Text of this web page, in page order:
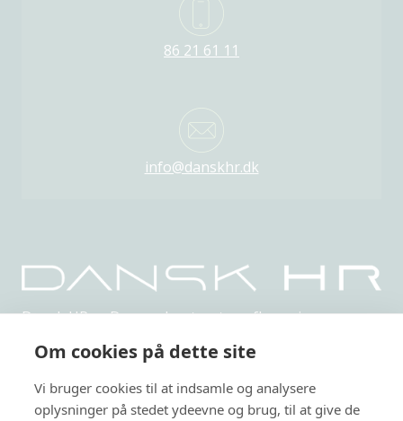
86 21 61 11
info@danskhr.dk
Dansk HR er Danmarks største uafhængige,
Arrangementer
Om cookies på dette site
Vi bruger cookies til at indsamle og analysere
oplysninger på stedet ydeevne og brug, til at give de